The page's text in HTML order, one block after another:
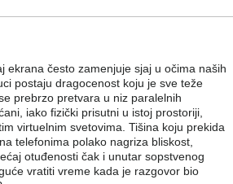
ekrana često zamenjuje sjaj u očima naših
postaju dragocenost koju je sve teže
prebrzo pretvara u niz paralelnih
iako fizički prisutni u istoj prostoriji,
virtuelnim svetovima. Tišina koju prekida
telefonima polako nagriza bliskost,
otuđenosti čak i unutar sopstvenog
vratiti vreme kada je razgovor bio